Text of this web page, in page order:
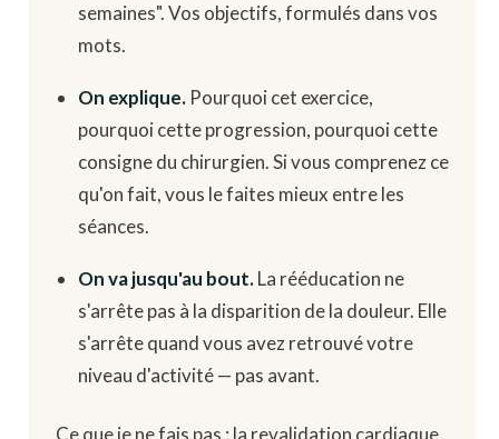
semaines". Vos objectifs, formulés dans vos
mots.
On explique. Pourquoi cet exercice,
pourquoi cette progression, pourquoi cette
consigne du chirurgien. Si vous comprenez ce
qu'on fait, vous le faites mieux entre les
séances.
On va jusqu'au bout.La rééducation ne
s'arrête pas à la disparition de la douleur. Elle
s'arrête quand vous avez retrouvé votre
niveau d'activité — pas avant.
Ce que je ne fais pas : la revalidation cardiaque